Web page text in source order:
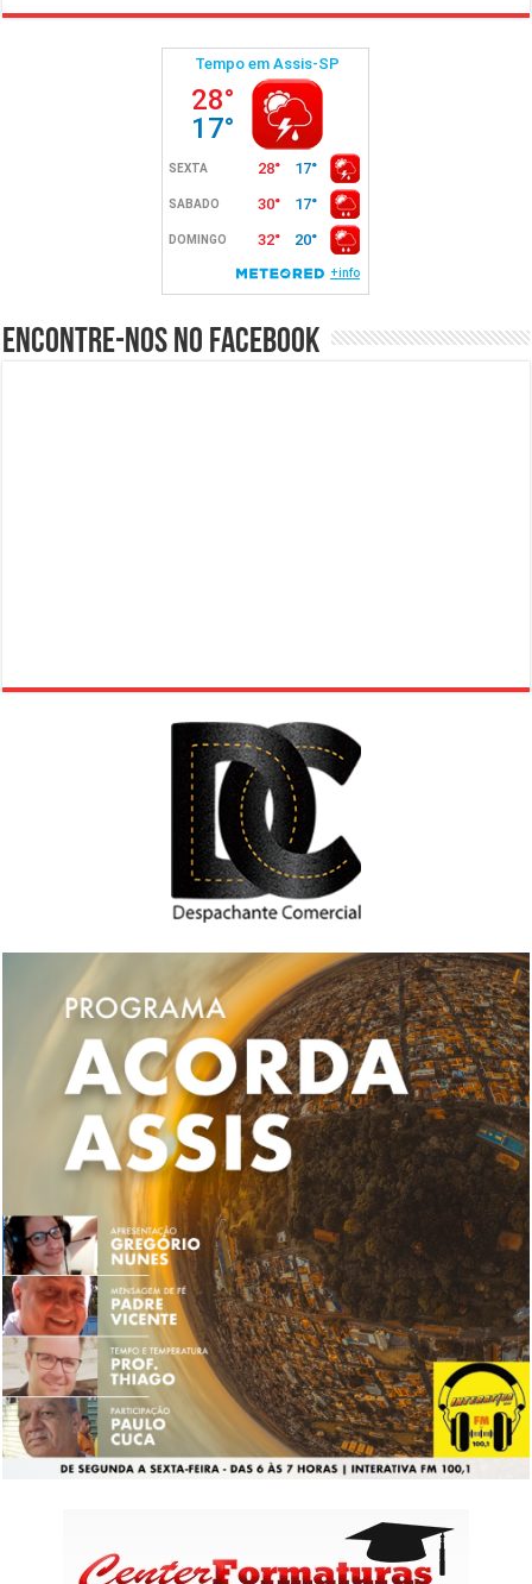
Encontre-nos no Facebook